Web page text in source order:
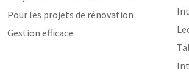
Pour les projets de rénovation
Gestion efficace